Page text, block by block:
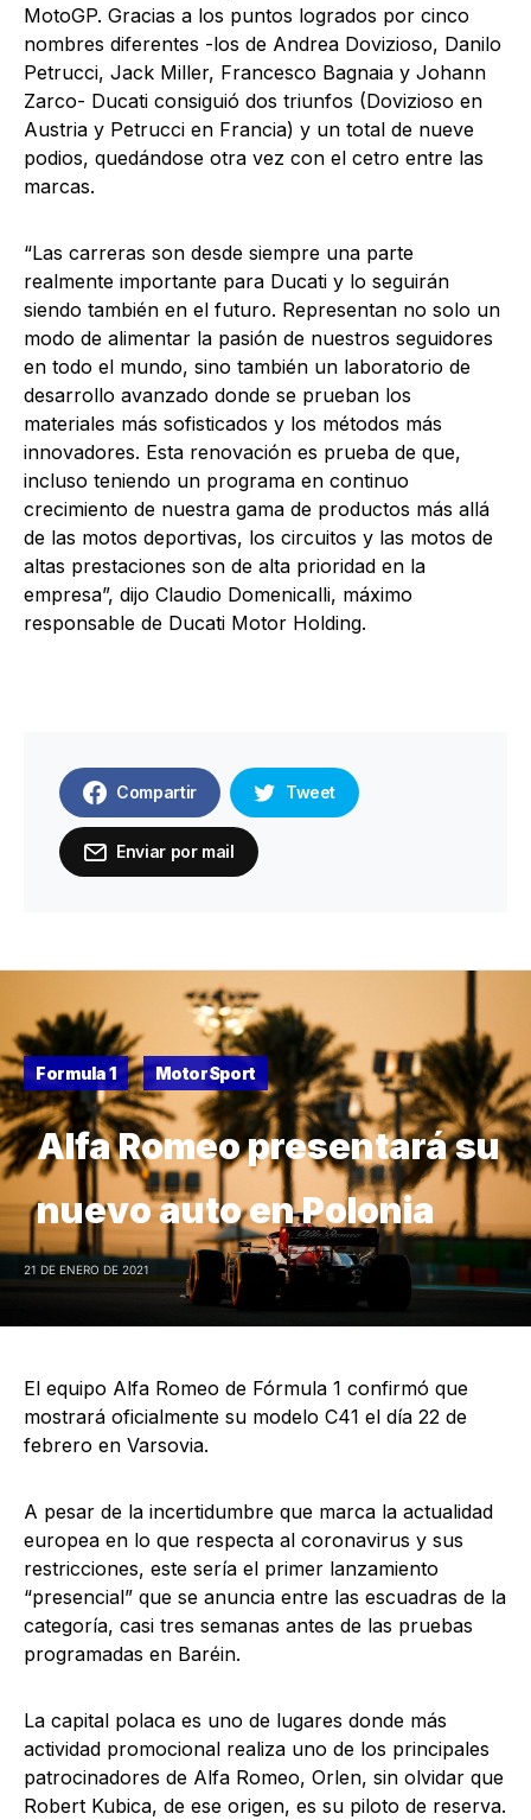
MotoGP. Gracias a los puntos logrados por cinco
nombres diferentes -los de Andrea Dovizioso, Danilo
Petrucci, Jack Miller, Francesco Bagnaia y Johann
Zarco- Ducati consiguió dos triunfos (Dovizioso en
Austria y Petrucci en Francia) y un total de nueve
podios, quedándose otra vez con el cetro entre las
marcas.
“Las carreras son desde siempre una parte
realmente importante para Ducati y lo seguirán
siendo también en el futuro. Representan no solo un
modo de alimentar la pasión de nuestros seguidores
en todo el mundo, sino también un laboratorio de
desarrollo avanzado donde se prueban los
materiales más sofisticados y los métodos más
innovadores. Esta renovación es prueba de que,
incluso teniendo un programa en continuo
crecimiento de nuestra gama de productos más allá
de las motos deportivas, los circuitos y las motos de
altas prestaciones son de alta prioridad en la
empresa”, dijo Claudio Domenicalli, máximo
responsable de Ducati Motor Holding.
Compartir Tweet
Enviar por mail
Formula 1 MotorSport
Alfa Romeo presentará su
nuevo auto en Polonia
21 DE ENERO DE 2021
El equipo Alfa Romeo de Fórmula 1 confirmó que
mostrará oficialmente su modelo C41 el día 22 de
febrero en Varsovia.
A pesar de la incertidumbre que marca la actualidad
europea en lo que respecta al coronavirus y sus
restricciones, este sería el primer lanzamiento
“presencial” que se anuncia entre las escuadras de la
categoría, casi tres semanas antes de las pruebas
programadas en Baréin.
La capital polaca es uno de lugares donde más
actividad promocional realiza uno de los principales
patrocinadores de Alfa Romeo, Orlen, sin olvidar que
Robert Kubica, de ese origen, es su piloto de reserva.